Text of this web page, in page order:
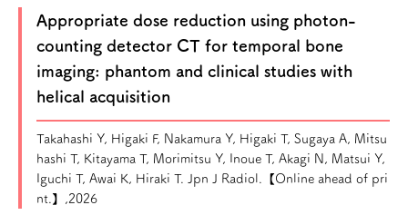
Appropriate dose reduction using photon-
counting detector CT for temporal bone
imaging: phantom and clinical studies with
helical acquisition
Takahashi Y, Higaki F, Nakamura Y, Higaki T, Sugaya A, Mitsu
hashi T, Kitayama T, Morimitsu Y, Inoue T, Akagi N, Matsui Y,
Iguchi T, Awai K, Hiraki T. Jpn J Radiol.【Online ahead of pri
nt.】,2026